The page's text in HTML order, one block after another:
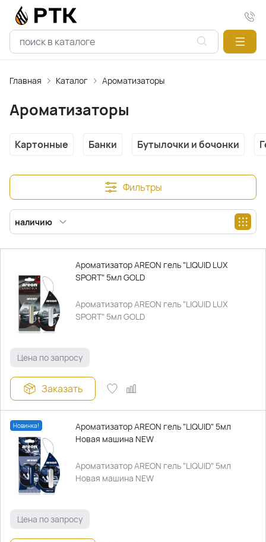
Главная Каталог Ароматизаторы
Ароматизаторы
Картонные Банки Бутылочки и бочонки
Фильтры
наличию
Ароматизатор AREON гель "LIQUID LUX
SPORT" 5мл GOLD
Ароматизатор AREON гель "LIQUID LUX
SPORT" 5мл GOLD
Цена по запросу
Заказать
Новинка!
Ароматизатор AREON гель "LIQUID" 5мл
Новая машина NEW
Ароматизатор AREON гель "LIQUID" 5мл
Новая машина NEW
Цена по запросу